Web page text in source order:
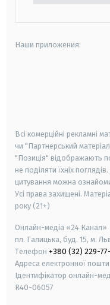
Наши приложения:
Всі комерційні рекламні
чи "Партнерський
"Позиція" відображають
не поділяти їхніх
цитування можна
Усі права захищені.
року (21+)
Онлайн-медіа «24 Канал»
пл. Галицька, буд. 15, м.
Телефон +380 (32) 229-
Адреса електронної
Ідентифікатор онлайн-
R40-06057